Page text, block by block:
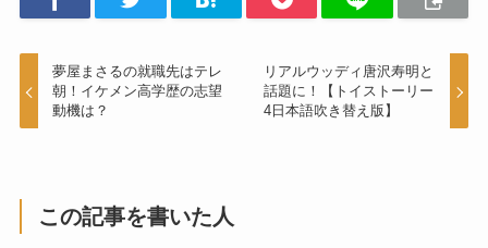
夢屋まさるの就職先はテレ
朝！イケメン高学歴の志望
動機は？
リアルウッディ唐沢寿明と
話題に！【トイストーリー
4日本語吹き替え版】
この記事を書いた人